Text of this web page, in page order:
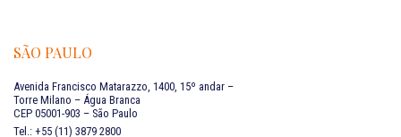
SÃO PAULO
Avenida Francisco Matarazzo, 1400, 15º andar –
Torre Milano – Água Branca
CEP 05001-903 – São Paulo
Tel.: +55 (11) 3879 2800